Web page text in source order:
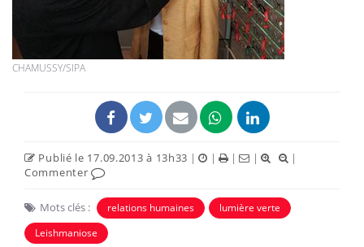
CHAMUSSY/SIPA
Publié le 17.09.2013 à 13h33 | | | |
|
Commenter
Mots clés : relations humaines
lumière verte
Leishmaniose